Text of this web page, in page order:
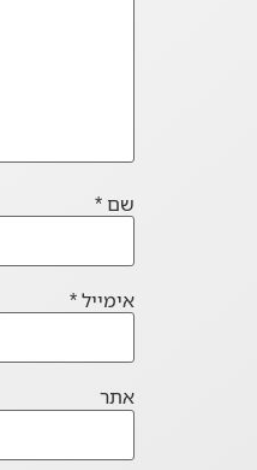
שם*
אימייל*
אתר